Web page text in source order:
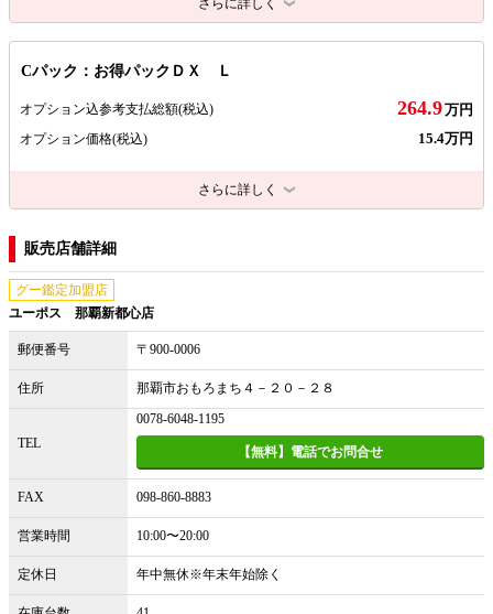
さらに詳しく
Cパック：お得パックＤＸ Ｌ
オプション込参考支払総額(税込) 264.9万円
オプション価格(税込) 15.4万円
さらに詳しく
販売店舗詳細
グー鑑定加盟店
ユーポス 那覇新都心店
郵便番号 〒900-0006
住所 那覇市おもろまち４－２０－２８
TEL
0078-6048-1195
【無料】電話でお問合せ
FAX 098-860-8883
営業時間 10:00〜20:00
定休日 年中無休※年末年始除く